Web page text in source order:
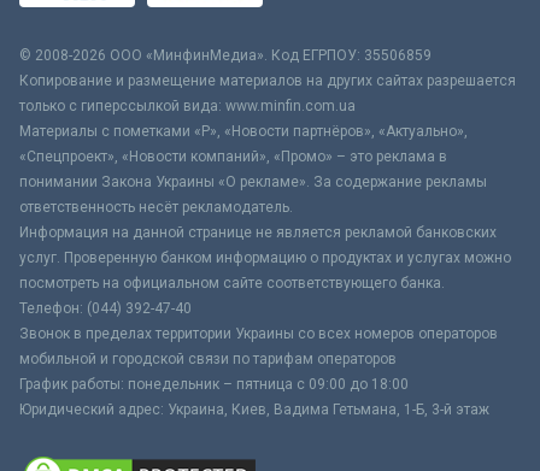
© 2008-2026 ООО «МинфинМедиа». Код ЕГРПОУ: 35506859
Копирование и размещение материалов на других сайтах разрешается
только с гиперссылкой вида: www.minfin.com.ua
Материалы с пометками «Р», «Новости партнёров», «Актуально»,
«Спецпроект», «Новости компаний», «Промо» – это реклама в
понимании Закона Украины «О рекламе». За содержание рекламы
ответственность несёт рекламодатель.
Информация на данной странице не является рекламой банковских
услуг. Проверенную банком информацию о продуктах и услугах можно
посмотреть на официальном сайте соответствующего банка.
Телефон: (044) 392-47-40
Звонок в пределах территории Украины со всех номеров операторов
мобильной и городской связи по тарифам операторов
График работы: понедельник – пятница с 09:00 до 18:00
Юридический адрес: Украина, Киев, Вадима Гетьмана, 1-Б, 3-й этаж